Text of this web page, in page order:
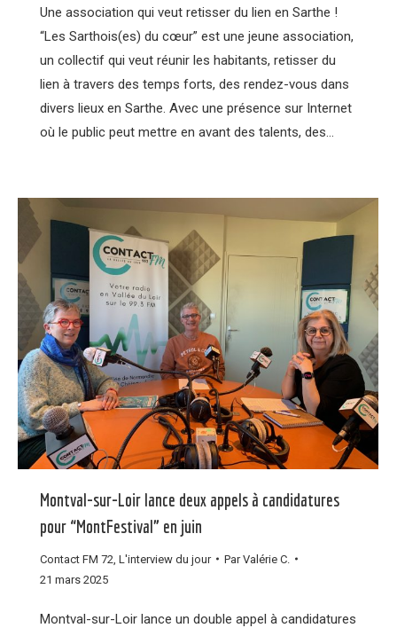
Une association qui veut retisser du lien en Sarthe !
“Les Sarthois(es) du cœur” est une jeune association,
un collectif qui veut réunir les habitants, retisser du
lien à travers des temps forts, des rendez-vous dans
divers lieux en Sarthe. Avec une présence sur Internet
où le public peut mettre en avant des talents, des…
Montval-sur-Loir lance deux appels à candidatures
pour “MontFestival” en juin
Contact FM 72 L'interview du jour ParValérie C.
21 mars 2025
Montval-sur-Loir lance un double appel à candidatures